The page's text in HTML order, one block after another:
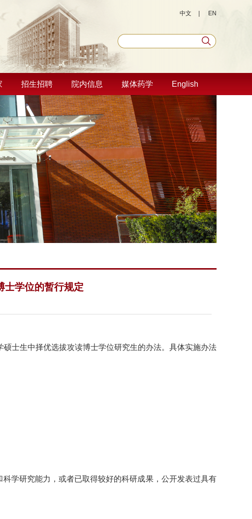
中文 EN
招生招聘 院内信息 媒体药学 English
士学位的暂行规定
士生中择优选拔攻读博士学位研究生的办法。具体实施办法
学研究能力，或者已取得较好的科研成果，公开发表过具有